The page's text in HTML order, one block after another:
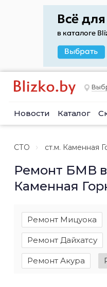
Новости Каталог
СТО ст.м. Каменная
Ремонт БМВ
Каменная
Ремонт Мицуока
Ремонт Дайхатсу
Ремонт Акура